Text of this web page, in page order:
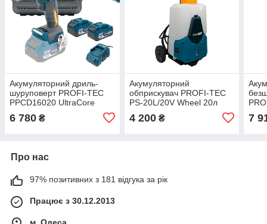
Акумуляторний дриль-
шуруповерт PROFI-TEC
PPCD16020 UltraCore
160nm (2×PT2040VX (4.0
Аг), зарядний пристрій)
6 780 ₴
Акумуляторний
обприскувач PROFI-TEC
PS-20L/20V Wheel 20л
зарядного пристрою)
4 200₴
(4.0
7
Про нас
97% позитивних з 181 відгука за рік
Працює з 30.12.2013